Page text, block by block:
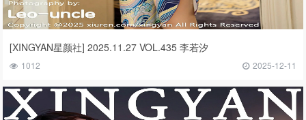
[XINGYAN星颜社] 2025.11.27 VOL.435 李若汐
1012 2025-12-11